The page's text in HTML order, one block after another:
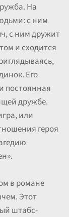
На
с ним
с ним дружит
и сходится
Его
постоянная
дружбе.
или
героя
в романе
Этот
штабс-